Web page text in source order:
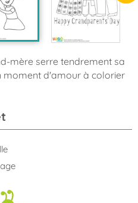
mère serre tendrement sa
moment d'amour à colorier